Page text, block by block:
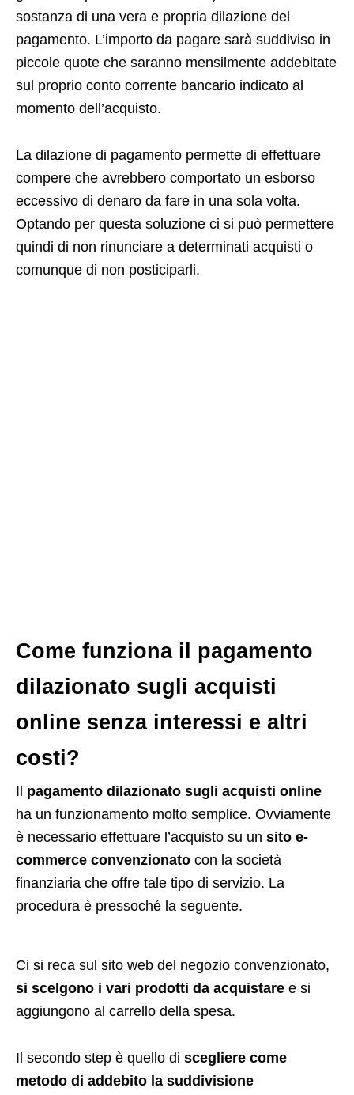
sostanza di una vera e propria dilazione del
pagamento. L’importo da pagare sarà suddiviso in
piccole quote che saranno mensilmente addebitate
sul proprio conto corrente bancario indicato al
momento dell’acquisto.
La dilazione di pagamento permette di effettuare
compere che avrebbero comportato un esborso
eccessivo di denaro da fare in una sola volta.
Optando per questa soluzione ci si può permettere
quindi di non rinunciare a determinati acquisti o
comunque di non posticiparli.
Come funziona il pagamento
dilazionato sugli acquisti
online senza interessi e altri
costi?
Il pagamento dilazionato sugli acquisti online
ha un funzionamento molto semplice. Ovviamente
è necessario effettuare l’acquisto su un sito e-
commerce convenzionato con la società
finanziaria che offre tale tipo di servizio. La
procedura è pressoché la seguente.
Ci si reca sul sito web del negozio convenzionato,
si scelgono i vari prodotti da acquistare e si
aggiungono al carrello della spesa.
Il secondo step è quello di scegliere come
metodo di addebito la suddivisione